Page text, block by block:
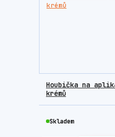
Houbička na
krémů
Skladem